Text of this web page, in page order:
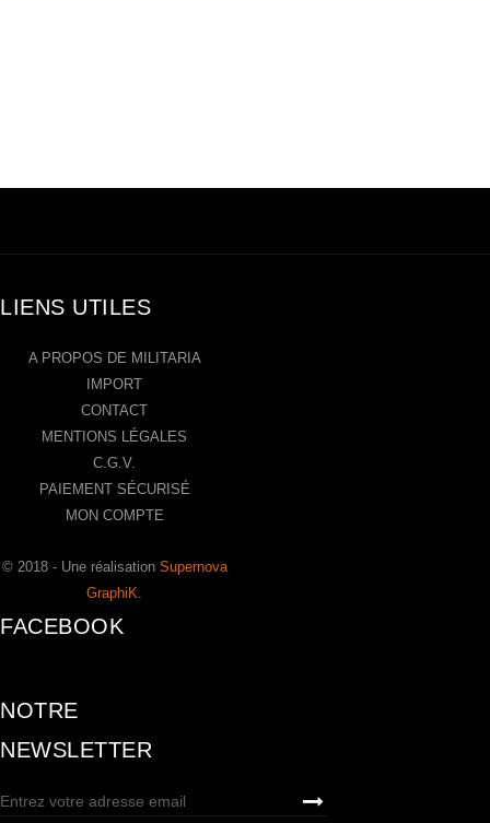
LIENS UTILES
A PROPOS DE MILITARIA
IMPORT
CONTACT
MENTIONS LÉGALES
C.G.V.
PAIEMENT SÉCURISÉ
MON COMPTE
© 2018 - Une réalisation Supernova
GraphiK
FACEBOOK
NOTRE
NEWSLETTER